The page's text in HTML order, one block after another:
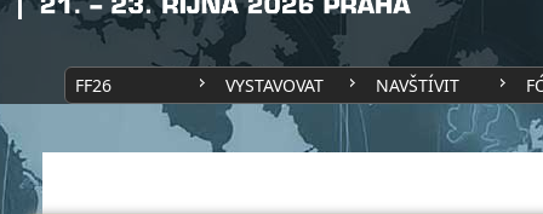
FF26 VYSTAVOVAT NAVŠTÍVIT